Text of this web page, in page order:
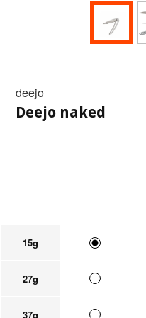
deejo
Deejo naked
15g
27g
37g